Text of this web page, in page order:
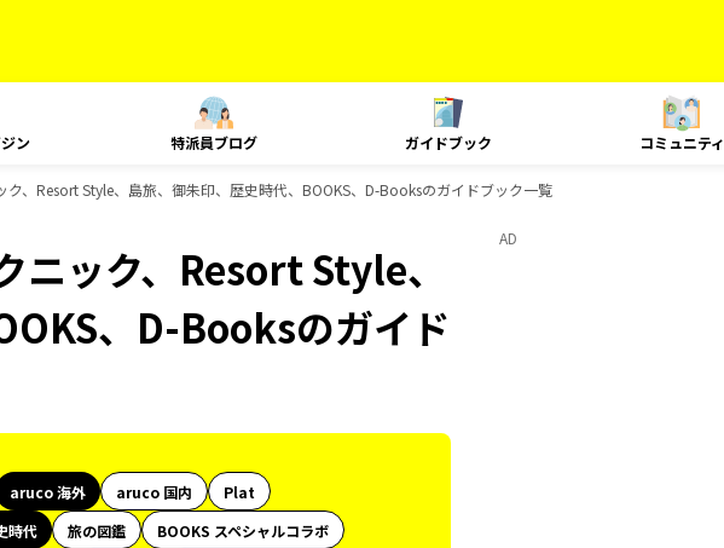
ン 特派員ブログ ガイドブック コミュニティ
、Resort Style、島旅、御朱印、歴史時代、BOOKS、D-Booksのガイドブック一覧
ック、Resort Style、
、D-Booksのガイド
aruco 海外 aruco 国内
Plat
時代 旅の図鑑
BOOKS スペシャルコラボ
AD